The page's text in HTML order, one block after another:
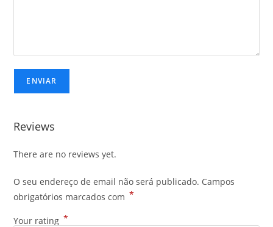
Reviews
There are no reviews yet.
O seu endereço de email não será publicado. Campos
obrigatórios marcados com *
Your rating *